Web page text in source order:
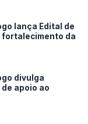
lança Edital de
fortalecimento da
divulga
apoio ao